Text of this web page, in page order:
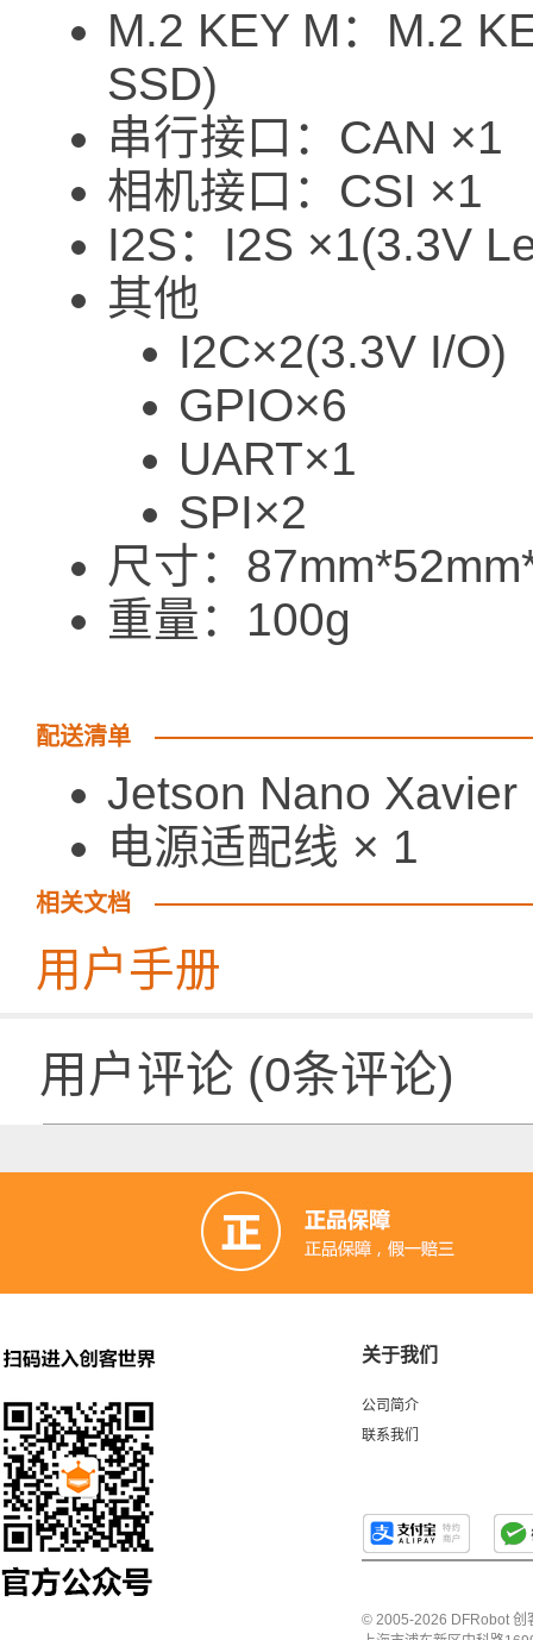
M.2 KEY M：M.2
SSD)
串行接口：CAN ×1
相机接口：CSI ×1
I2S：I2S ×1(3.3V
其他
I2C×2(3.3V I/O)
GPIO×6
UART×1
SPI×2
尺寸：
重量：100g
配送清单
Jetson Nano
电源适配线 × 1
相关文档
用户手册
用户评论 (0条评论)
关于我们
公司简介
联系我们
© 2005-2026 DFRobot 创